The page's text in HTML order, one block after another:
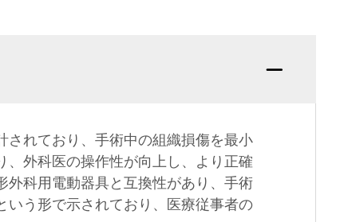
されており、手術中の組織損傷を最小
外科医の操作性が向上し、より正確
外科用電動器具と互換性があり、手術
いう形で示されており、医療従事者の